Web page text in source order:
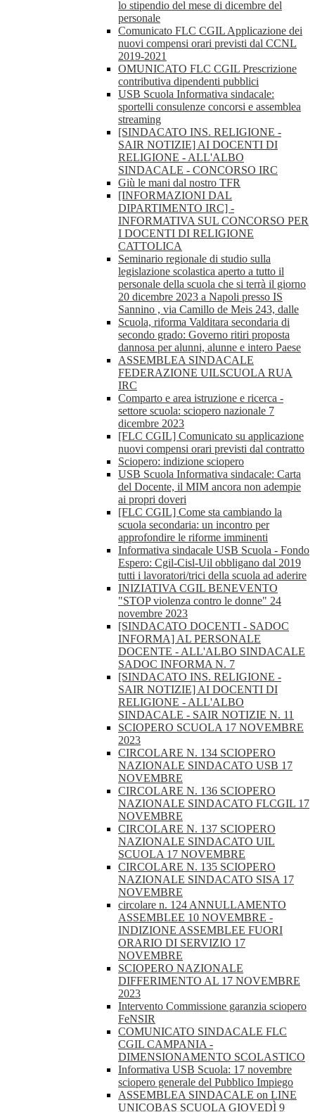
lo stipendio del mese di dicembre del
personale
Comunicato FLC CGIL Applicazione dei
nuovi compensi orari previsti dal CCNL
2019-2021
OMUNICATO FLC CGIL Prescrizione
contributiva dipendenti pubblici
USB Scuola Informativa sindacale:
sportelli consulenze concorsi e assemblea
streaming
[SINDACATO INS. RELIGIONE -
SAIR NOTIZIE] AI DOCENTI DI
RELIGIONE - ALL'ALBO
SINDACALE - CONCORSO IRC
Giù le mani dal nostro TFR
[INFORMAZIONI DAL
DIPARTIMENTO IRC] -
INFORMATIVA SUL CONCORSO PER
I DOCENTI DI RELIGIONE
CATTOLICA
Seminario regionale di studio sulla
legislazione scolastica aperto a tutto il
personale della scuola che si terrà il giorno
20 dicembre 2023 a Napoli presso IS
Sannino , via Camillo de Meis 243, dalle
Scuola, riforma Valditara secondaria di
secondo grado: Governo ritiri proposta
dannosa per alunni, alunne e intero Paese
ASSEMBLEA SINDACALE
FEDERAZIONE UILSCUOLA RUA
IRC
Comparto e area istruzione e ricerca -
settore scuola: sciopero nazionale 7
dicembre 2023
[FLC CGIL] Comunicato su applicazione
nuovi compensi orari previsti dal contratto
Sciopero: indizione sciopero
USB Scuola Informativa sindacale: Carta
del Docente, il MIM ancora non adempie
ai propri doveri
[FLC CGIL] Come sta cambiando la
scuola secondaria: un incontro per
approfondire le riforme imminenti
Informativa sindacale USB Scuola - Fondo
Espero: Cgil-Cisl-Uil obbligano dal 2019
tutti i lavoratori/trici della scuola ad aderire
INIZIATIVA CGIL BENEVENTO
"STOP violenza contro le donne" 24
novembre 2023
[SINDACATO DOCENTI - SADOC
INFORMA] AL PERSONALE
DOCENTE - ALL'ALBO SINDACALE
SADOC INFORMA N. 7
[SINDACATO INS. RELIGIONE -
SAIR NOTIZIE] AI DOCENTI DI
RELIGIONE - ALL'ALBO
SINDACALE - SAIR NOTIZIE N. 11
SCIOPERO SCUOLA 17 NOVEMBRE
2023
CIRCOLARE N. 134 SCIOPERO
NAZIONALE SINDACATO USB 17
NOVEMBRE
CIRCOLARE N. 136 SCIOPERO
NAZIONALE SINDACATO FLCGIL 17
NOVEMBRE
CIRCOLARE N. 137 SCIOPERO
NAZIONALE SINDACATO UIL
SCUOLA 17 NOVEMBRE
CIRCOLARE N. 135 SCIOPERO
NAZIONALE SINDACATO SISA 17
NOVEMBRE
circolare n. 124 ANNULLAMENTO
ASSEMBLEE 10 NOVEMBRE -
INDIZIONE ASSEMBLEE FUORI
ORARIO DI SERVIZIO 17
NOVEMBRE
SCIOPERO NAZIONALE
DIFFERIMENTO AL 17 NOVEMBRE
2023
Intervento Commissione garanzia sciopero
FeNSIR
COMUNICATO SINDACALE FLC
CGIL CAMPANIA -
DIMENSIONAMENTO SCOLASTICO
Informativa USB Scuola: 17 novembre
sciopero generale del Pubblico Impiego
ASSEMBLEA SINDACALE on LINE
UNICOBAS SCUOLA GIOVEDÌ 9